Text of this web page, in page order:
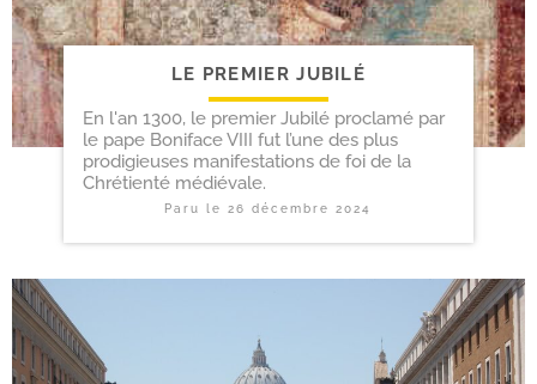
LE PREMIER JUBILÉ
En l'an 1300, le premier Jubilé proclamé par
le pape Boniface VIII fut l’une des plus
prodigieuses manifestations de foi de la
Chrétienté médiévale.
Paru le26 décembre 2024